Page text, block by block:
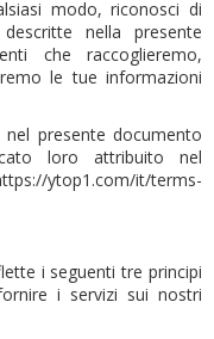
modo, riconosci di
nella presente
che raccoglieremo,
le tue informazioni
presente documento
loro attribuito nel
ytop1.com/it/terms-
i seguenti tre principi
i servizi sui nostri